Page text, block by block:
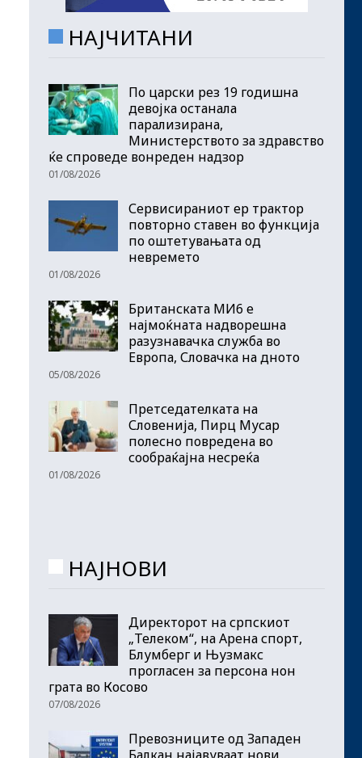
НАЈЧИТАНИ
По царски рез 19 годишна
девојка останала
парализирана,
Министерството за здравство
ќе спроведе вонреден надзор
01/08/2026
Сервисираниот ер трактор
повторно ставен во функција
по оштетувањата од
невремето
01/08/2026
Британската МИ6 е
најмоќната надворешна
разузнавачка служба во
Европа, Словачка на дното
05/08/2026
Претседателката на
Словенија, Пирц Мусар
полесно повредена во
сообраќајна несреќа
01/08/2026
НАЈНОВИ
Директорот на српскиот
„Телеком“, на Арена спорт,
Блумберг и Њузмакс
прогласен за персона нон
грата во Косово
07/08/2026
Превозниците од Западен